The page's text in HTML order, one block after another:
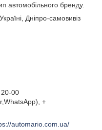
автомобільного бренду.
Дніпро-самовивіз
20-00
+
automario.com.ua/